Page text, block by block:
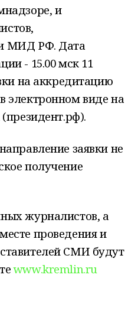
и
МИД РФ. Дата
- 15.00 мск 11
на аккредитацию
электронном виде на
заявки не
получение
журналистов, а
проведения и
СМИ будут
www.kremlin.ru